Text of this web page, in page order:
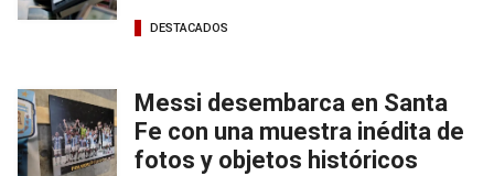
DESTACADOS
Messi desembarca en Santa
Fe con una muestra inédita de
fotos y objetos históricos